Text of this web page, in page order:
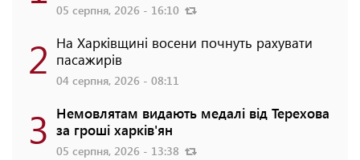
05 серпня, 2026 - 16:10
2 На Харківщині восени почнуть рахувати
пасажирів
04 серпня, 2026 - 08:11
3 Немовлятам видають медалі від Терехова
за гроші харків'ян
05 серпня, 2026 - 13:38